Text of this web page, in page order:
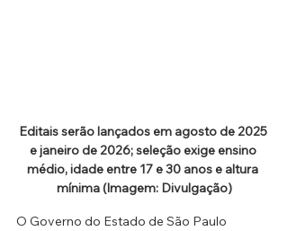
Editais serão lançados em agosto de 2025
e janeiro de 2026; seleção exige ensino
médio, idade entre 17 e 30 anos e altura
mínima (Imagem: Divulgação)
O Governo do Estado de São Paulo